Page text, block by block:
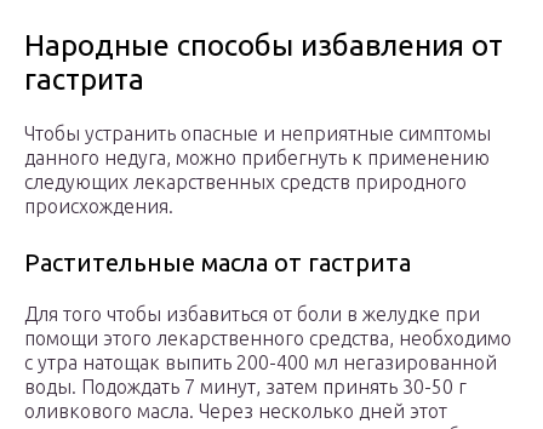
Народные способы избавления от
гастрита
Чтобы устранить опасные и неприятные симптомы
данного недуга, можно прибегнуть к применению
следующих лекарственных средств природного
происхождения.
Растительные масла от гастрита
Для того чтобы избавиться от боли в желудке при
помощи этого лекарственного средства, необходимо
с утра натощак выпить 200-400 мл негазированной
воды. Подождать 7 минут, затем принять 30-50 г
оливкового масла. Через несколько дней этот